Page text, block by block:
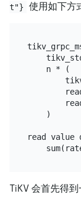
t"}
使用如下方
    n * (
    )
read value
TiKV 会首先得